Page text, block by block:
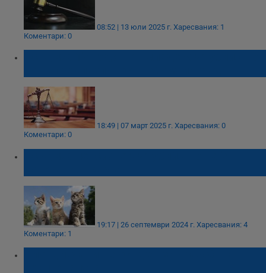
08:52 | 13 юли 2025 г. Харесвания: 1
Коментари: 0
18:49 | 07 март 2025 г. Харесвания: 0
Коментари: 0
19:17 | 26 септември 2024 г. Харесвания: 4
Коментари: 1